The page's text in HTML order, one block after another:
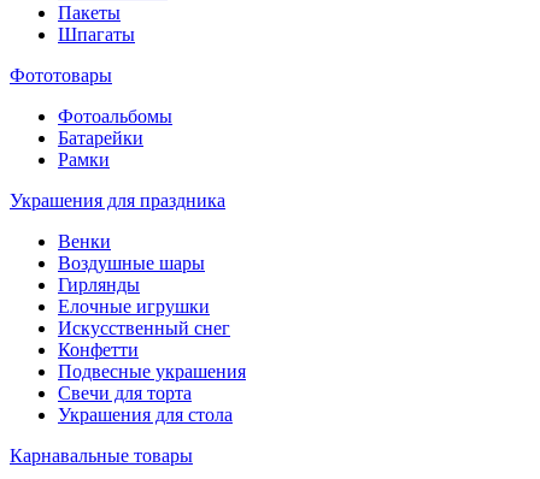
Пакеты
Шпагаты
Фототовары
Фотоальбомы
Батарейки
Рамки
Украшения для праздника
Венки
Воздушные шары
Гирлянды
Елочные игрушки
Искусственный снег
Конфетти
Подвесные украшения
Свечи для торта
Украшения для стола
Карнавальные товары